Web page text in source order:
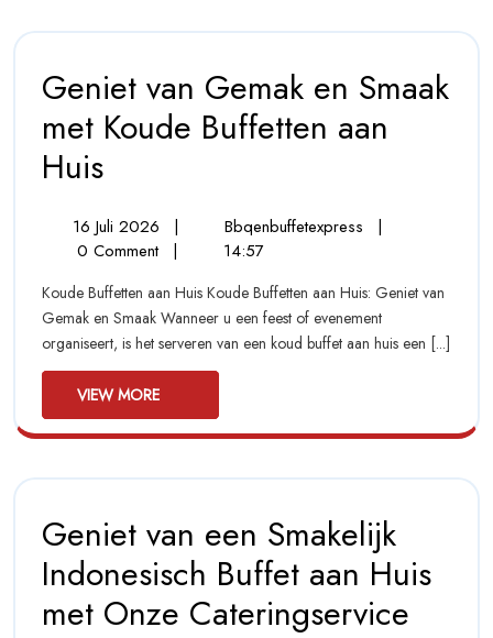
Geniet van Gemak en Smaak
met Koude Buffetten aan
HuisVan
En
Smaak
Met
Koude
Buffetten
Aan
Huis
16 Juli 2026
16
Juli
| Bbqenbuffetexpress
Geniet
En
Smaak
Met
Huis
|
0 Comment | 14:57
Koude Buffetten aan Huis Koude Buffetten aan Huis: Geniet van
Gemak en Smaak Wanneer u een feest of evenement
organiseert, is het serveren van een koud buffet aan huis een [...]
VIEW MORE
More
Geniet van een Smakelijk
Indonesisch Buffet aan Huis
met Onze Cateringservice